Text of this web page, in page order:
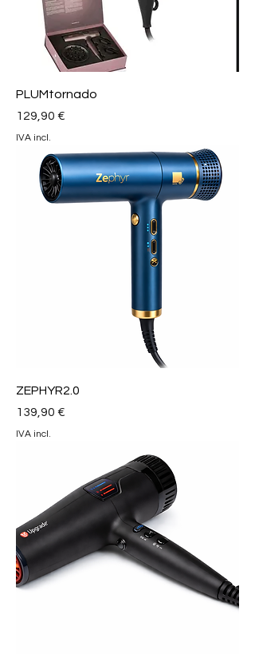
PLUMtornado
Preço
129,90 €
IVA incl.
ZEPHYR2.0
Preço
139,90 €
IVA incl.